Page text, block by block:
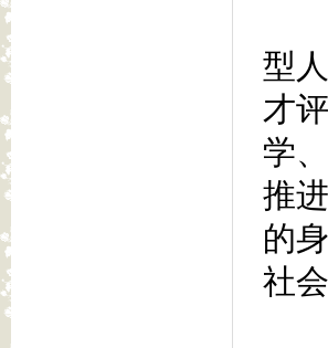
其
型
才
学
推
的
社
为